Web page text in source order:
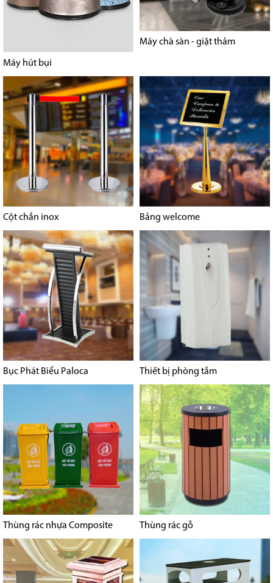
Máy hút bụi
Máy chà sàn - giặt thảm
Cột chắn inox Bảng welcome
Bục Phát Biểu Paloca Thiết bị phòng tắm
Thùng rác nhựa Composite Thùng rác gỗ